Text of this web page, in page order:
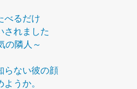
べるだけ
されました
の隣人～
ない彼の顔
うか。